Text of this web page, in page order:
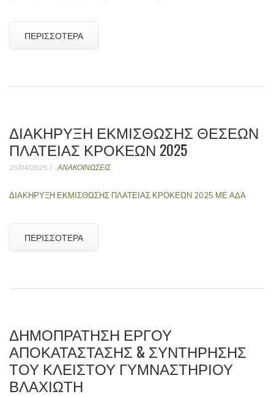
ΠΕΡΙΣΣΌΤΕΡΑ
ΔΙΑΚΗΡΥΞΗ ΕΚΜΙΣΘΩΣΗΣ ΘΕΣΕΩΝ
ΠΛΑΤΕΙΑΣ ΚΡΟΚΕΩΝ 2025
25/04/2025 ΑΝΑΚΟΙΝΩΣΕΙΣ
ΔΙΑΚΗΡΥΞΗ ΕΚΜΙΣΘΩΣΗΣ ΠΛΑΤΕΙΑΣ ΚΡΟΚΕΩΝ 2025 ΜΕ ΑΔΑ
ΠΕΡΙΣΣΌΤΕΡΑ
ΔΗΜΟΠΡΆΤΗΣΗ ΈΡΓΟΥ
ΑΠΟΚΑΤΆΣΤΑΣΗΣ & ΣΥΝΤΉΡΗΣΗΣ
ΤΟΥ ΚΛΕΙΣΤΟΎ ΓΥΜΝΑΣΤΗΡΊΟΥ
ΒΛΑΧΙΏΤΗ